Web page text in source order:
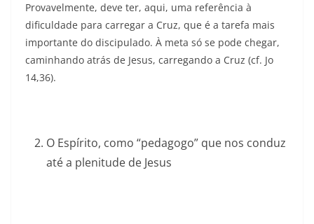
Provavelmente, deve ter, aqui, uma referência à
dificuldade para carregar a Cruz, que é a tarefa mais
importante do discipulado. À meta só se pode chegar,
caminhando atrás de Jesus, carregando a Cruz (cf. Jo
14,36).
O Espírito, como “pedagogo” que nos conduz
até a plenitude de Jesus